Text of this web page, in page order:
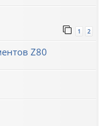
1 2
Z80